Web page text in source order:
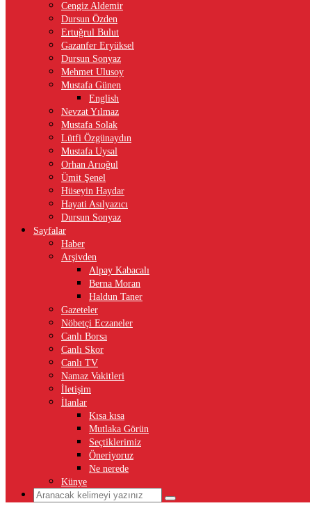
Cengiz Aldemir
Dursun Özden
Ertuğrul Bulut
Gazanfer Eryüksel
Dursun Sonyaz
Mehmet Ulusoy
Mustafa Günen
English
Nevzat Yılmaz
Mustafa Solak
Lütfi Özgünaydın
Mustafa Uysal
Orhan Arıoğul
Ümit Şenel
Hüseyin Haydar
Hayati Asılyazıcı
Dursun Sonyaz
Sayfalar
Haber
Arşivden
Alpay Kabacalı
Berna Moran
Haldun Taner
Gazeteler
Nöbetçi Eczaneler
Canlı Borsa
Canlı Skor
Canlı TV
Namaz Vakitleri
İletişim
İlanlar
Kısa kısa
Mutlaka Görün
Seçtiklerimiz
Öneriyoruz
Ne nerede
Künye